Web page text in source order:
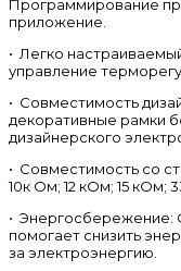
Программирование
приложение.
• Легко
управление
• Совместимость
декоративные рамки
дизайнерского
• Совместимость со
10к Ом; 12 кОм; 15 кОм;
• Энергосбережение:
помогает снизить
за электроэнергию.